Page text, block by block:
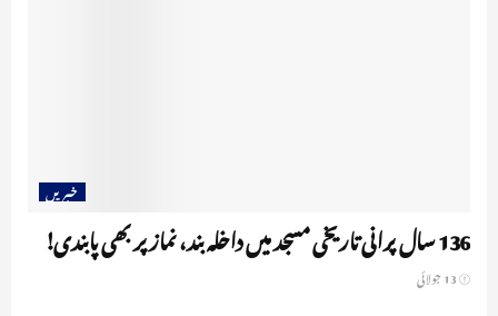
خبریں
136 سال پرانی تاریخی مسجد میں داخلہ بند، نماز پر بھی پابندی!